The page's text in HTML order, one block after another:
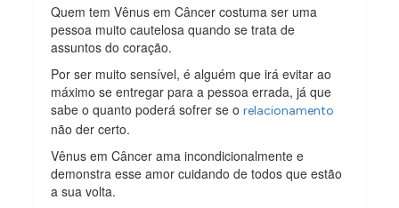
Quem tem Vênus em Câncer costuma ser uma
pessoa muito cautelosa quando se trata de
assuntos do coração.
Por ser muito sensível, é alguém que irá evitar ao
máximo se entregar para a pessoa errada, já que
sabe o quanto poderá sofrer se orelacionamento
não der certo.
Vênus em Câncer ama incondicionalmente e
demonstra esse amor cuidando de todos que estão
a sua volta.